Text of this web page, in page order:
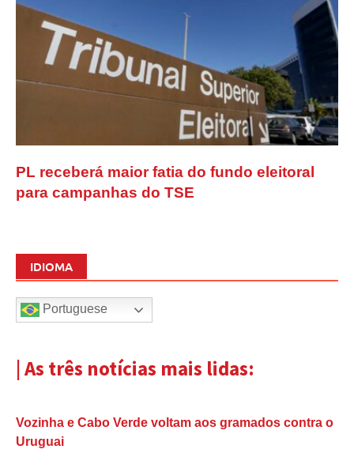
PL receberá maior fatia do fundo eleitoral
para campanhas do TSE
IDIOMA
Portuguese
| As três notícias mais lidas:
Vozinha e Cabo Verde voltam aos gramados contra o
Uruguai